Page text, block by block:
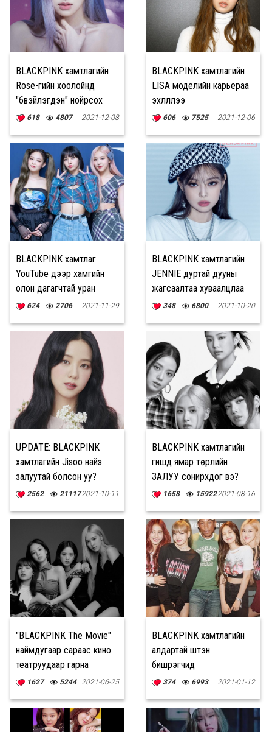
BLACKPINK хамтлагийн
Rose-гийн хоолойнд
"бүүвэйлэгдэн" нойрсох
боломжтой болжээ
618 4807 2021-12-08
BLACKPINK хамтлагийн
LISA моделийн карьераа
эхлүүллээ
606 7525 2021-12-06
BLACKPINK хамтлаг
YouTube дээр хамгийн
олон дагагчтай уран
бүтээлчид боллоо
624 2706 2021-11-29
BLACKPINK хамтлагийн
JENNIE дуртай дууны
жагсаалтаа хуваалцлаа
348 6800 2021-10-20
UPDATE: BLACKPINK
хамтлагийн Jisoo найз
залуутай болсон уу?
2562 211172021-10-11
BLACKPINK хамтлагийн
гишүүд ямар төрлийн
ЗАЛУУ сонирхдог вэ?
1658 159222021-08-16
"BLACKPINK The Movie"
наймдугаар сараас кино
театруудаар гарна
1627 5244 2021-06-25
BLACKPINK хамтлагийн
алдартай шүтэн
бишрэгчид
374 6993 2021-01-12